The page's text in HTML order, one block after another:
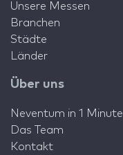
Unsere Messen
Branchen
Städte
Länder
Über uns
Neventum in 1 Minute
Das Team
Kontakt